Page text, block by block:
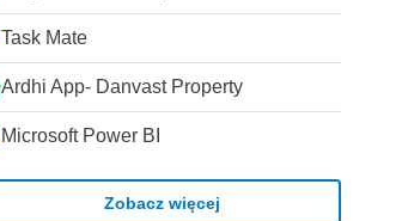
Task Mate
Ardhi App- Danvast Property
Microsoft Power BI
Zobacz więcej